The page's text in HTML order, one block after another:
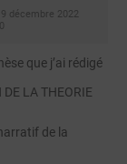
décembre 2022
que j’ai rédigé
DE LA THEORIE
de la